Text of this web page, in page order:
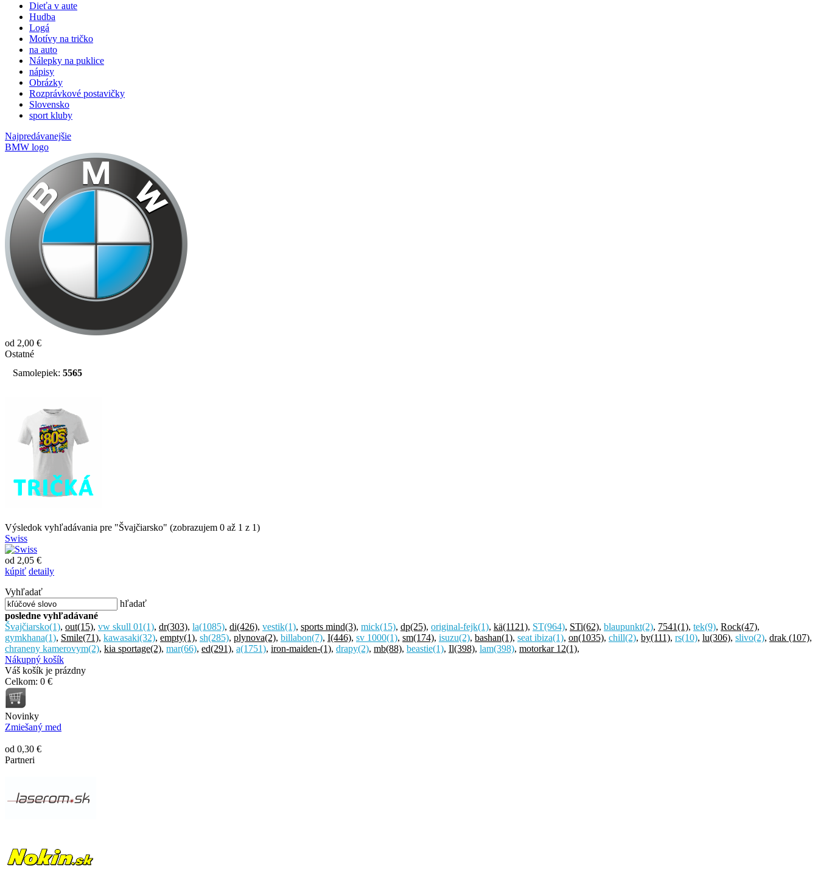
Dieťa v aute
Hudba
Logá
Motívy na tričko
na auto
Nálepky na puklice
nápisy
Obrázky
Rozprávkové postavičky
Slovensko
sport kluby
Najpredávanejšie
BMW logo
od 2,00 €
Ostatné
Samolepiek: 5565
Výsledok vyhľadávania pre "Švajčiarsko" (zobrazujem 0 až 1 z 1)
Swiss
od 2,05 €
kúpiť detaily
Vyhľadať
hľadať
posledne vyhľadávané
Švajčiarsko(1), out(15), vw skull 01(1), dr(303), la(1085), di(426), vestik(1), sports mind(3), mick(15), dp(25), original-fejk(1), kä(1121), ST(964), STi(62), blaupunkt(2), 7541(1), tek(9), Rock(47),
gymkhana(1), Smile(71), kawasaki(32), empty(1), sh(285), plynova(2), billabon(7), I(446), sv 1000(1), sm(174), isuzu(2), bashan(1), seat ibiza(1), on(1035), chill(2), by(111), rs(10), lu(306), slivo(2), drak (107),
chraneny kamerovym(2), kia sportage(2), mar(66), ed(291), a(1751), iron-maiden-(1), drapy(2), mb(88), beastie(1), Il(398), lam(398), motorkar 12(1),
Nákupný košík
Váš košík je prázdny
Celkom: 0 €
Novinky
Zmiešaný med
od 0,30 €
Partneri